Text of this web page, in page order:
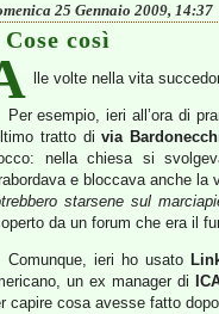
25 Gennaio 2009, 14:37
Cose così
lle volte nella vita
Per esempio, ieri all’ora di
tratto divia
nella chiesa si
e bloccava anche la
starsene sul
da un forum che era il
Comunque, ieri ho usato
un ex manager di
capire cosa avesse fatto